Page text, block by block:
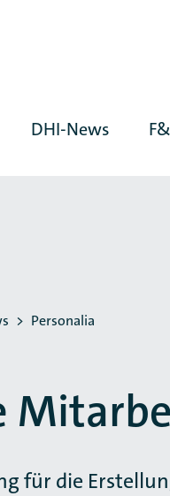
DHI-News
Personalia
für die